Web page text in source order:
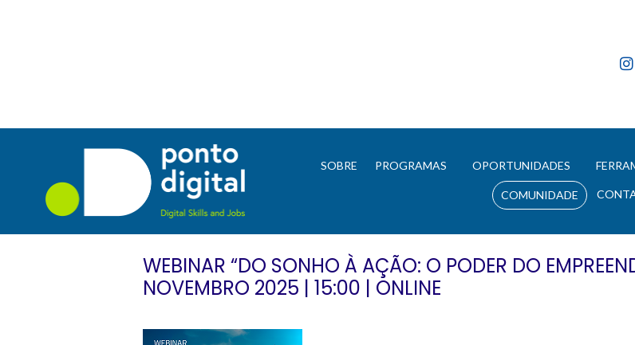
SOBRE PROGRAMAS OPORTUNIDADES
COMUNIDADE
WEBINAR “DO SONHO À AÇÃO: O PODER DO
NOVEMBRO 2025 | 15:00 | ONLINE